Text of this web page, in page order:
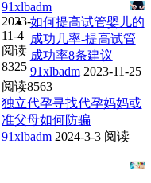
91xlbadm
2023-
11-4
阅读
8325
如何提高试管婴儿的
成功几率-提高试管
成功率8条建议
91xlbadm 2023-11-25
阅读8563
独立代孕寻找代孕妈妈或
准父母如何防骗
91xlbadm 2024-3-3 阅读